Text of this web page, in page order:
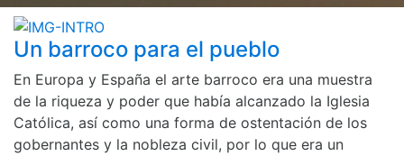
Un barroco para el pueblo
En Europa y España el arte barroco era una muestra
de la riqueza y poder que había alcanzado la Iglesia
Católica, así como una forma de ostentación de los
gobernantes y la nobleza civil, por lo que era un